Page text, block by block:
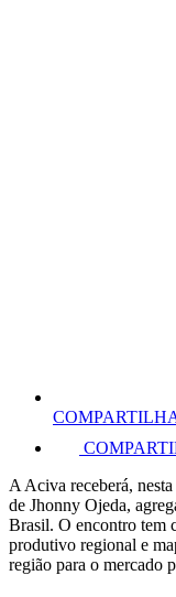
A Aciva receberá,
de Jhonny Ojeda,
Brasil. O encontro tem
produtivo regional e
região para o mercado